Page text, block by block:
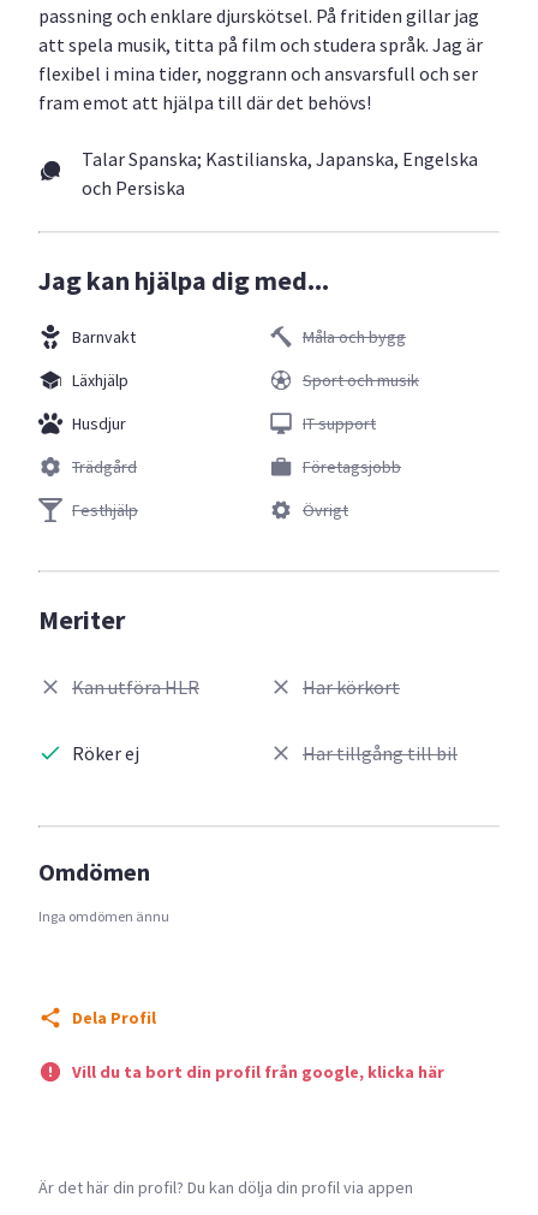
passning och enklare djurskötsel. På fritiden gillar jag
att spela musik, titta på film och studera språk. Jag är
flexibel i mina tider, noggrann och ansvarsfull och ser
fram emot att hjälpa till där det behövs!
Talar Spanska; Kastilianska, Japanska, Engelska
och Persiska
Jag kan hjälpa dig med...
Barnvakt
Läxhjälp
Husdjur
Trädgård
Festhjälp
Måla och bygg
Sport och musik
IT support
Företagsjobb
Övrigt
Meriter
Kan utföra HLR
Röker ej
Har körkort
Har tillgång till bil
Omdömen
Inga omdömen ännu
Dela Profil
Vill du ta bort din profil från google, klicka här
Är det här din profil? Du kan dölja din profil via appen